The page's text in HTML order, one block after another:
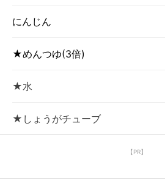
にんじん
★めんつゆ(3倍)
★水
★しょうがチューブ
【PR】